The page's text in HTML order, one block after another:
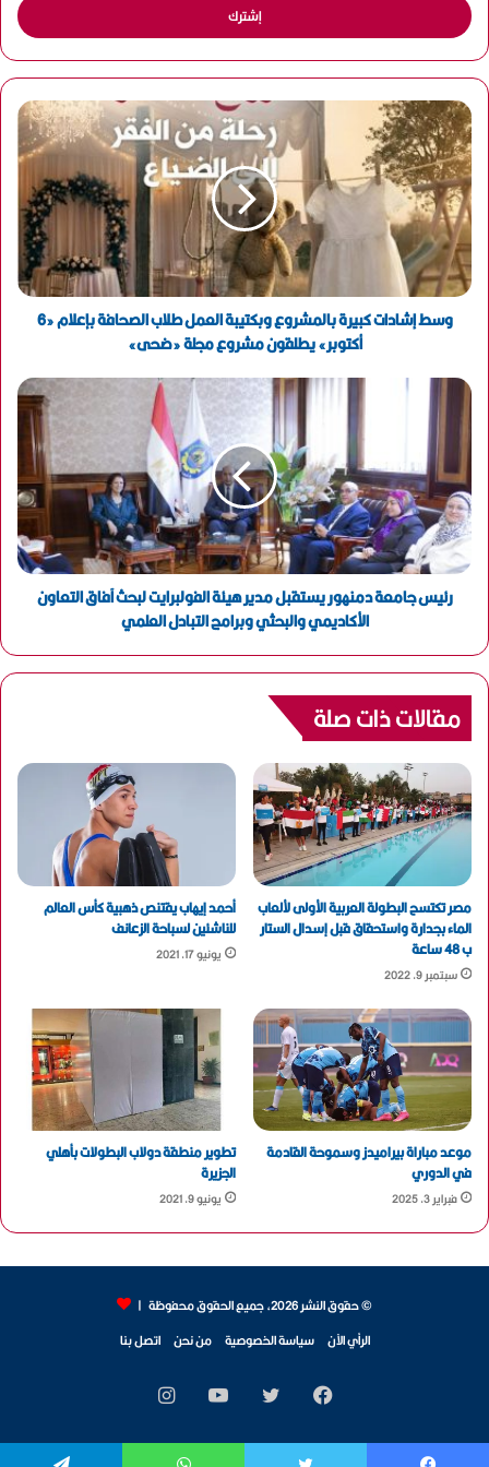
ل
ر
ي
د
ك
ا
ل
إ
ل
ك
ت
ر
وسط إشادات كبيرة بالمشروع وبكتيبة العمل طلاب الصحافة بإعلام «6
أكتوبر» يطلقون مشروع مجلة «ضحى»
رئيس جامعة دمنهور يستقبل مدير هيئة الفولبرايت لبحث آفاق التعاون
الأكاديمي والبحثي وبرامج التبادل العلمي
مقالات ذات صلة
مصر تكتسح البطولة العربية الأولى لألعاب
الماء بجدارة واستحقاق قبل إسدال الستار
ب 48 ساعة
سبتمبر 9, 2022
أحمد إيهاب يقتنص ذهبية كأس العالم
للناشئين لسباحة الزعانف
يونيو 17, 2021
موعد مباراة بيراميدز وسموحة القادمة
في الدوري
فبراير 3, 2025
تطوير منطقة دولاب البطولات بأهلي
الجزيرة
يونيو 9, 2021
© حقوق النشر 2026، جميع الحقوق محفوظة |
الرأي الآن سياسة الخصوصية من نحن اتصل بنا
فيسبوك يوتيوب